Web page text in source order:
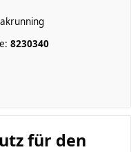
8230340
für den